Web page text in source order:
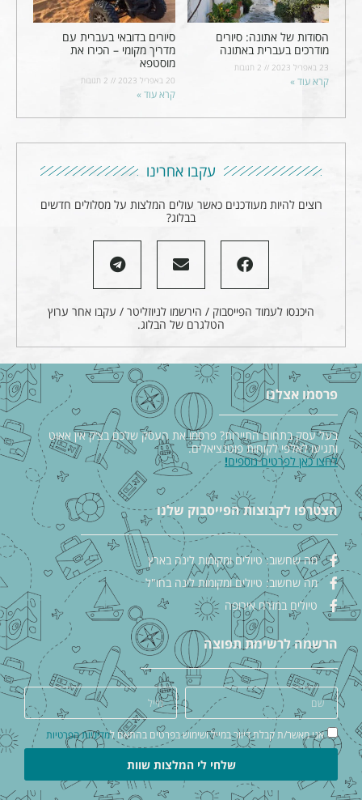
הסודות של אתונה: סיורים
מודרכים בעברית באתונה
23 באפריל 2023
קרא עוד »
סיורים בדובאי בעברית עם
מדריך מקומי – הכירו את
מוסטפא
20 באפריל 2023
קרא עוד »
עקבו אחרינו
רוצים להיות מעודכנים כאשר עולים המלצות על מסלולים חדשים
בבלוג?
היכנסו לעמוד הפייסבוק / הירשמו לניוזליטר / עקבו אחר ערוץ
הטלגרם של הבלוג.
פרסמו אצלנו
בעל עסק בתחום התיירות? פרסמו את העסק שלכם בצ׳ק אין אאוט
ותגיעו לאלפי לקוחות פוטנציאלים.
לחצו כאן לפרטים נוספים!
הצטרפו לקבוצות הפייסבוק שלנו
מה שחשוב: טיולים ומקומות לינה בארץ
מה שחשוב: טיולים ומקומות לינה בחו"ל
טיולים במזרח אירופה
הרשמה לרשימת תפוצה
אני מאשר/ת קבלת דיוור במייל ושימוש בפרטים בהתאם למדיניות הפרטיות
שלחי לי המלצות שוות